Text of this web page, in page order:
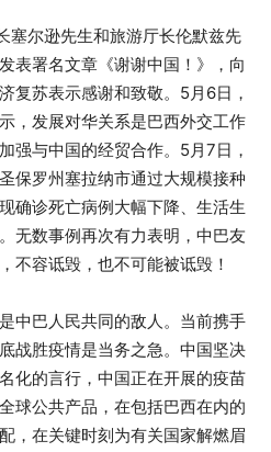
塞尔逊先生和旅游厅长伦默兹先
表署名文章《谢谢中国！》，向
复苏表示感谢和致敬。5月6日，
，发展对华关系是巴西外交工作
强与中国的经贸合作。5月7日，
保罗州塞拉纳市通过大规模接种
确诊死亡病例大幅下降、生活生
无数事例再次有力表明，中巴友
不容诋毁，也不可能被诋毁！
中巴人民共同的敌人。当前携手
战胜疫情是当务之急。中国坚决
化的言行，中国正在开展的疫苗
球公共产品，在包括巴西在内的
，在关键时刻为有关国家解燃眉